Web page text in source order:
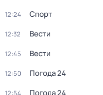
12:24 Спорт
12:32 Вести
12:45 Вести
12:50 Погода 24
12:54 Погода 24